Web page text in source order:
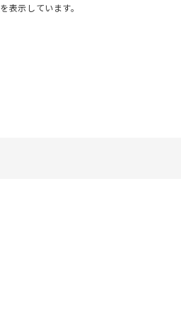
示しています。